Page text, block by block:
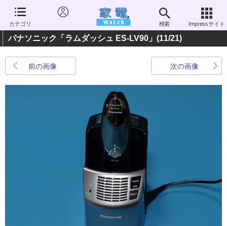
カテゴリ 検索 Impressサイト
パナソニック「ラムダッシュ ES-LV90」 (11/21)
前の画像 次の画像